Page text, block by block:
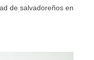
de salvadoreños en